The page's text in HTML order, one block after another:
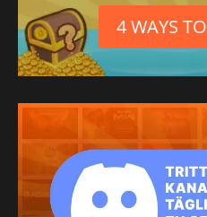
4 WAYS